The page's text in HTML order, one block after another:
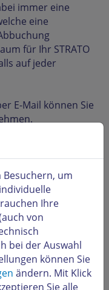
immer eine
eine
für Ihr STRATO
auf jeder
E-Mail können Sie
sein, haben
->
Ihre Rechnungen
eine erneute
um
Ihre
von
bei der Auswahl
können Sie
ändern. Mit Klick
Sie alle